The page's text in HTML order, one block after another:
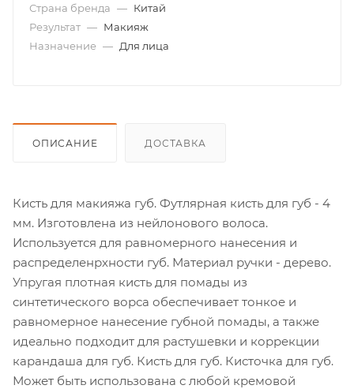
Страна бренда — Китай
Результат — Макияж
Назначение — Для лица
ОПИСАНИЕ ДОСТАВКА
Кисть для макияжа губ. Футлярная кисть для губ - 4
мм. Изготовлена из нейлонового волоса.
Используется для равномерного нанесения и
распределенрхности губ. Материал ручки - дерево.
Упругая плотная кисть для помады из
синтетического ворса обеспечивает тонкое и
равномерное нанесение губной помады, а также
идеально подходит для растушевки и коррекции
карандаша для губ. Кисть для губ. Кисточка для губ.
Может быть использована с любой кремовой